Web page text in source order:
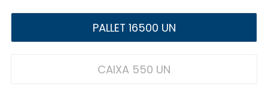
PALLET 16500 UN
CAIXA 550 UN